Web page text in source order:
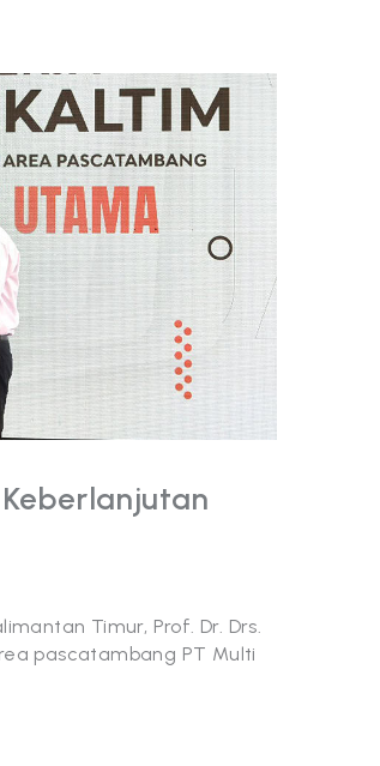
Timur, Prof. Dr. Drs.
pascatambang PT Multi